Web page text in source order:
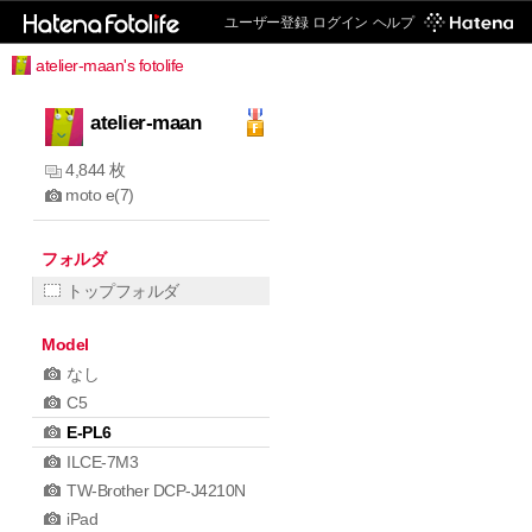
ユーザー登録 ログイン ヘルプ
atelier-maan's fotolife
atelier-maan
4,844 枚
moto e(7)
フォルダ
トップフォルダ
Model
なし
C5
E-PL6
ILCE-7M3
TW-Brother DCP-J4210N
iPad